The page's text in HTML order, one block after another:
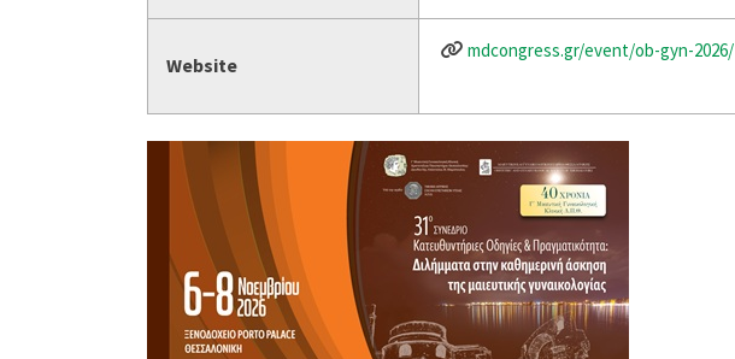
Website
mdcongress.gr/event/ob-gyn-2026/